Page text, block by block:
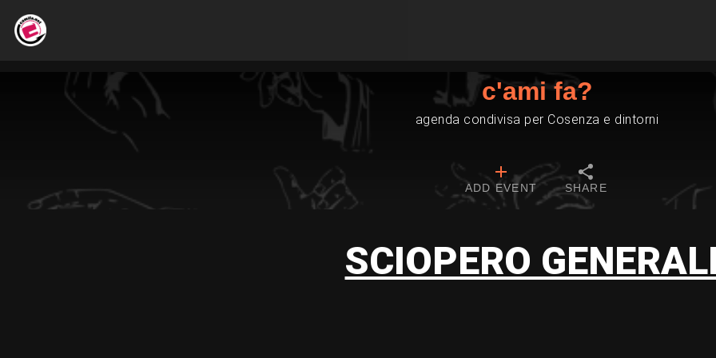
c'ami fa?
agenda condivisa per Cosenza e dintorni
ADD EVENT SHARE
SCIOPERO